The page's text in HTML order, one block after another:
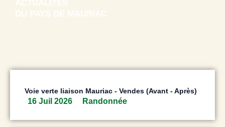
Voie verte liaison Mauriac - Vendes (Avant - Après)
16 Juil 2026 Randonnée